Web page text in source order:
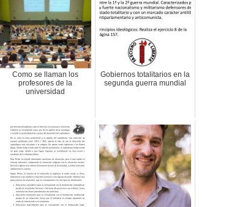
Como se llaman los
profesores de la
universidad
Gobiernos totalitarios en la
segunda guerra mundial